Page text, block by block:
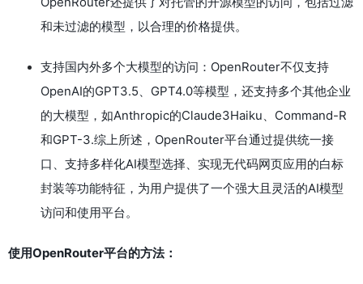
和未过滤的模型，以合理的价格提供。
支持国内外多个大模型的访问：OpenRouter不仅支持
OpenAI的GPT3.5、GPT4.0等模型，还支持多个其他企业
的大模型，如Anthropic的Claude3Haiku、Command-R
和GPT-3.综上所述，OpenRouter平台通过提供统一接
口、支持多样化AI模型选择、实现无代码网页应用的白标
封装等功能特征，为用户提供了一个强大且灵活的AI模型
访问和使用平台。
使用OpenRouter平台的方法：